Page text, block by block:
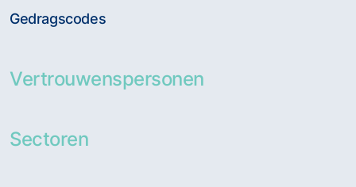
Gedragscodes
Vertrouwenspersonen
Sectoren